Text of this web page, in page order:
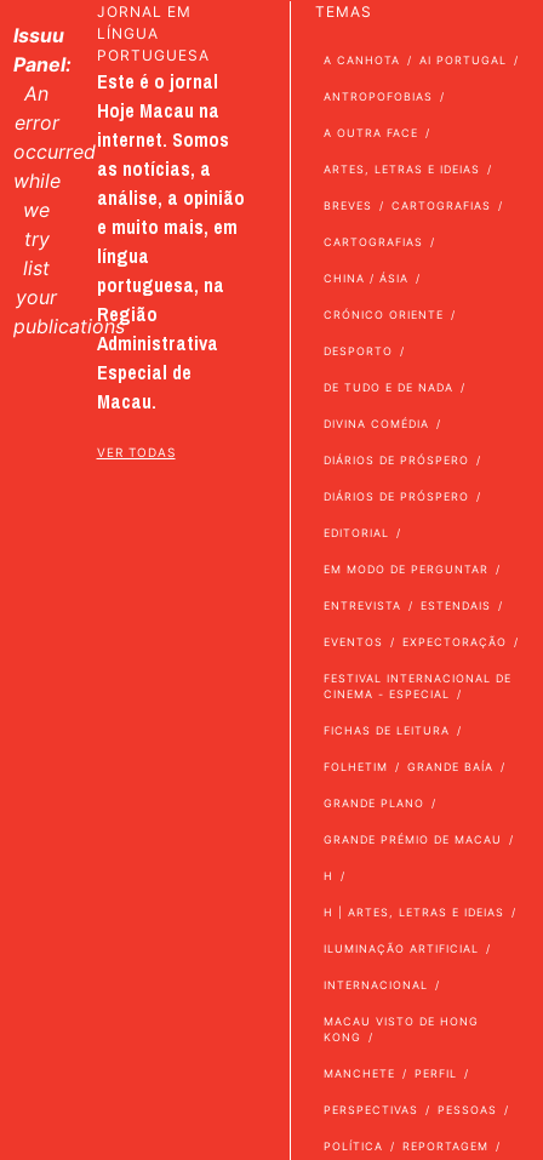
Issuu
Panel:
An
error
occurred
while
we
try
list
your
publications
JORNAL EM
LÍNGUA
PORTUGUESA
Este é o jornal
Hoje Macau na
internet. Somos
as notícias, a
análise, a opinião
e muito mais, em
língua
portuguesa, na
Região
Administrativa
Especial de
Macau.
VER TODAS
TEMAS
A CANHOTA AI PORTUGAL
ANTROPOFOBIAS
A OUTRA FACE
ARTES, LETRAS E IDEIAS
BREVES CARTOGRAFIAS
CARTOGRAFIAS
CHINA / ÁSIA
CRÓNICO ORIENTE
DESPORTO
DE TUDO E DE NADA
DIVINA COMÉDIA
DIÁRIOS DE PRÓSPERO
DIÁRIOS DE PRÓSPERO
EDITORIAL
EM MODO DE PERGUNTAR
ENTREVISTA ESTENDAIS
EVENTOS EXPECTORAÇÃO
FESTIVAL INTERNACIONAL DE
CINEMA - ESPECIAL
FICHAS DE LEITURA
FOLHETIM GRANDE BAÍA
GRANDE PLANO
GRANDE PRÉMIO DE MACAU
H
H | ARTES, LETRAS E IDEIAS
ILUMINAÇÃO ARTIFICIAL
INTERNACIONAL
MACAU VISTO DE HONG
KONG
MANCHETE PERFIL
PERSPECTIVAS PESSOAS
POLÍTICA REPORTAGEM